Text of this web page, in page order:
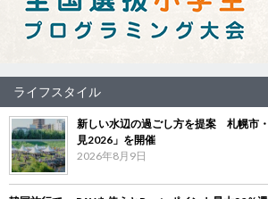
ライフスタイル
新しい水辺の過ごし方を提案 札幌市
見2026」を開催
2026年8月9日